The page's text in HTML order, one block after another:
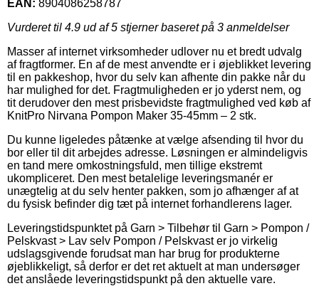
EAN: 8904086258787
Vurderet til 4.9 ud af 5 stjerner baseret på 3 anmeldelser
Masser af internet virksomheder udlover nu et bredt udvalg
af fragtformer. En af de mest anvendte er i øjeblikket levering
til en pakkeshop, hvor du selv kan afhente din pakke når du
har mulighed for det. Fragtmuligheden er jo yderst nem, og
tit derudover den mest prisbevidste fragtmulighed ved køb af
KnitPro Nirvana Pompon Maker 35-45mm – 2 stk.
Du kunne ligeledes påtænke at vælge afsending til hvor du
bor eller til dit arbejdes adresse. Løsningen er almindeligvis
en tand mere omkostningsfuld, men tillige ekstremt
ukompliceret. Den mest betalelige leveringsmanér er
unægtelig at du selv henter pakken, som jo afhænger af at
du fysisk befinder dig tæt på internet forhandlerens lager.
Leveringstidspunktet på Garn > Tilbehør til Garn > Pompon /
Pelskvast > Lav selv Pompon / Pelskvast er jo virkelig
udslagsgivende forudsat man har brug for produkterne
øjeblikkeligt, så derfor er det ret aktuelt at man undersøger
det anslåede leveringstidspunkt på den aktuelle vare.